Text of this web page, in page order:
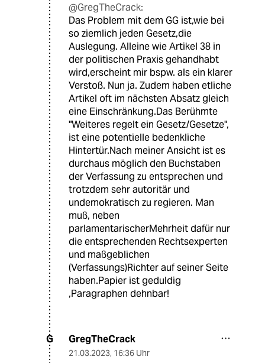
@GregTheCrack:
Das Problem mit dem GG ist,wie bei
so ziemlich jeden Gesetz,die
Auslegung. Alleine wie Artikel 38 in
der politischen Praxis gehandhabt
wird,erscheint mir bspw. als ein klarer
Verstoß. Nun ja. Zudem haben etliche
Artikel oft im nächsten Absatz gleich
eine Einschränkung.Das Berühmte
"Weiteres regelt ein Gesetz/Gesetze",
ist eine potentielle bedenkliche
Hintertür.Nach meiner Ansicht ist es
durchaus möglich den Buchstaben
der Verfassung zu entsprechen und
trotzdem sehr autoritär und
undemokratisch zu regieren. Man
muß, neben
parlamentarischerMehrheit dafür nur
die entsprechenden Rechtsexperten
und maßgeblichen
(Verfassungs)Richter auf seiner Seite
haben.Papier ist geduldig
,Paragraphen dehnbar!
G GregTheCrack
21.03.2023, 16:36 Uhr